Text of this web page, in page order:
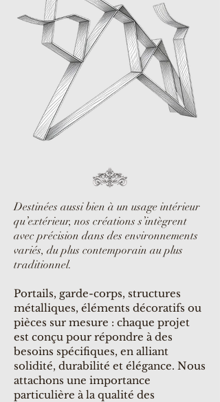
Destinées aussi bien à un usage intérieur
qu’extérieur, nos créations s’intègrent
avec précision dans des environnements
variés, du plus contemporain au plus
traditionnel.
Portails, garde-corps, structures
métalliques, éléments décoratifs ou
pièces sur mesure : chaque projet
est conçu pour répondre à des
besoins spécifiques, en alliant
solidité, durabilité et élégance. Nous
attachons une importance
particulière à la qualité des